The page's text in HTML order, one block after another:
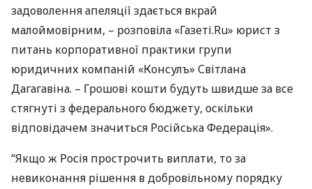
задоволення апеляції здається вкрай
малоймовірним, – розповіла «Газеті.Ru» юрист з
питань корпоративної практики групи
юридичних компаній «Консулъ» Світлана
Дагагавіна. – Грошові кошти будуть швидше за все
стягнуті з федерального бюджету, оскільки
відповідачем значиться Російська Федерація».
“Якщо ж Росія прострочить виплати, то за
невиконання рішення в добровільному порядку